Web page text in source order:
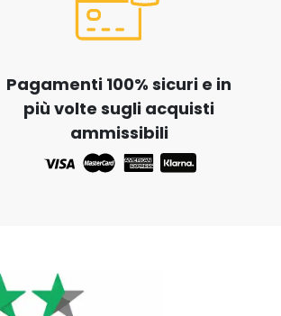
Pagamenti 100% sicuri e in
più volte sugli acquisti
ammissibili